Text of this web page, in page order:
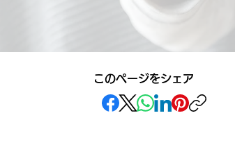
このページをシェア